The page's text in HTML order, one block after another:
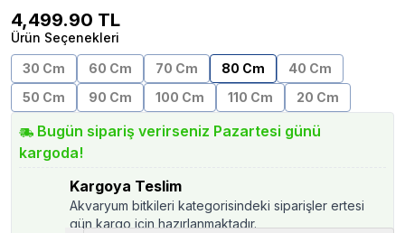
4,499.90 TL
Ürün Seçenekleri
30 Cm
60 Cm 70 Cm 80 Cm
40 Cm
50 Cm
90 Cm 100 Cm 110 Cm 20 Cm
Bugün sipariş verirseniz Pazartesi günü
kargoda!
Kargoya Teslim
Akvaryum bitkileri kategorisindeki siparişler ertesi
gün kargo için hazırlanmaktadır.